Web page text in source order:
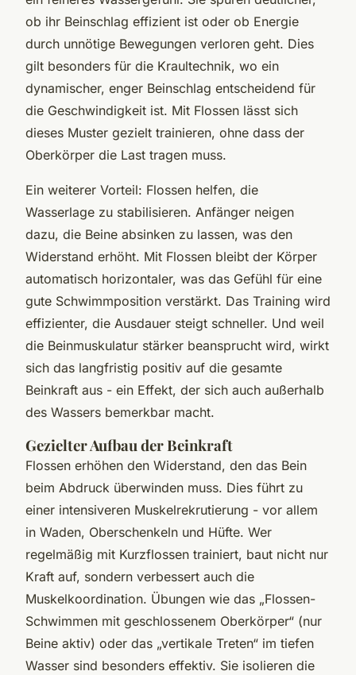
ob ihr Beinschlag effizient ist oder ob Energie
durch unnötige Bewegungen verloren geht. Dies
gilt besonders für die Kraultechnik, wo ein
dynamischer, enger Beinschlag entscheidend für
die Geschwindigkeit ist. Mit Flossen lässt sich
dieses Muster gezielt trainieren, ohne dass der
Oberkörper die Last tragen muss.
Ein weiterer Vorteil: Flossen helfen, die
Wasserlage zu stabilisieren. Anfänger neigen
dazu, die Beine absinken zu lassen, was den
Widerstand erhöht. Mit Flossen bleibt der Körper
automatisch horizontaler, was das Gefühl für eine
gute Schwimmposition verstärkt. Das Training wird
effizienter, die Ausdauer steigt schneller. Und weil
die Beinmuskulatur stärker beansprucht wird, wirkt
sich das langfristig positiv auf die gesamte
Beinkraft aus - ein Effekt, der sich auch außerhalb
des Wassers bemerkbar macht.
Gezielter Aufbau der Beinkraft
Flossen erhöhen den Widerstand, den das Bein
beim Abdruck überwinden muss. Dies führt zu
einer intensiveren Muskelrekrutierung - vor allem
in Waden, Oberschenkeln und Hüfte. Wer
regelmäßig mit Kurzflossen trainiert, baut nicht nur
Kraft auf, sondern verbessert auch die
Muskelkoordination. Übungen wie das „Flossen-
Schwimmen mit geschlossenem Oberkörper“ (nur
Beine aktiv) oder das „vertikale Treten“ im tiefen
Wasser sind besonders effektiv. Sie isolieren die